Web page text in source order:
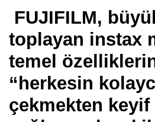
FUJIFILM,
toplayan instax
temel
“herkesin
çekmekten keyif